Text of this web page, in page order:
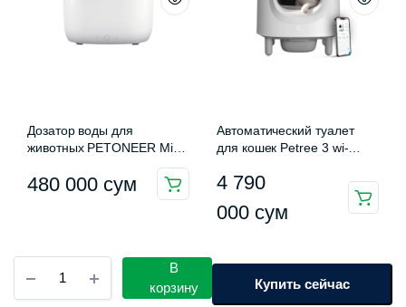
товара.
Дозатор воды для
животных PETONEER Mini
Pro(WF001-M)
480 000 сум
Автоматический туалет
для кошек Petree 3 wi-
4 790
000 сум
Этот
вариаций.
Xiaomi
PETKIT
В
корзину
Купить сейчас